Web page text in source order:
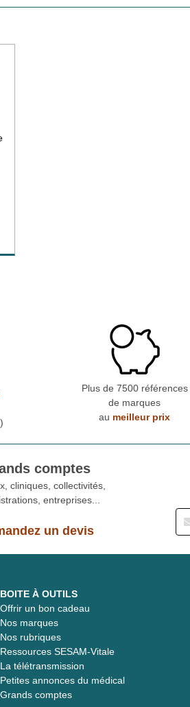
Plus de 7500 références
de marques
au meilleur prix
comptes
cliniques, collectivités,
entreprises...
un devis
BOITE À OUTILS
Offrir un bon cadeau
Nos marques
Nos rubriques
Ressources SESAM-Vitale
La télétransmission
Petites annonces du médical
Grands comptes